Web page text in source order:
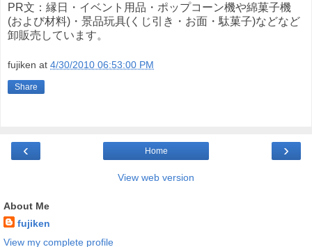
PR文：縁日・イベント用品・ポップコーン機や綿菓子機
(および材料)・景品玩具(くじ引き・お面・駄菓子)などなど
卸販売しています。
fujiken at 4/30/2010 06:53:00 PM
Share
‹ ›
Home
View web version
About Me
fujiken
View my complete profile